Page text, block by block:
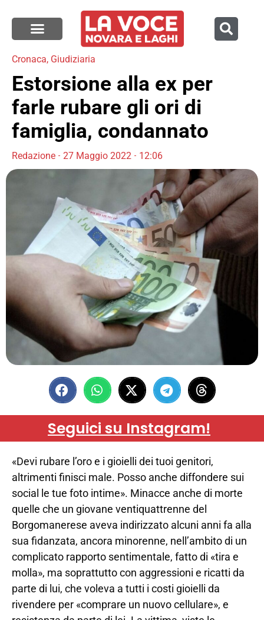
Cronaca, Giudiziaria
Estorsione alla ex per
farle rubare gli ori di
famiglia, condannato
Redazione 27 Maggio 2022 12:06
Seguici su Instagram!
«Devi rubare l’oro e i gioielli dei tuoi genitori,
altrimenti finisci male. Posso anche diffondere sui
social le tue foto intime». Minacce anche di morte
quelle che un giovane ventiquattrenne del
Borgomanerese aveva indirizzato alcuni anni fa alla
sua fidanzata, ancora minorenne, nell’ambito di un
complicato rapporto sentimentale, fatto di «tira e
molla», ma soprattutto con aggressioni e ricatti da
parte di lui, che voleva a tutti i costi gioielli da
rivendere per «comprare un nuovo cellulare», e